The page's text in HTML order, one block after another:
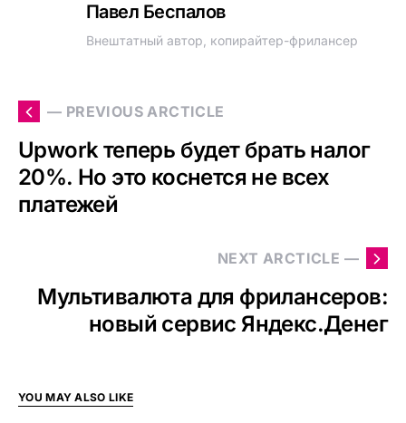
Павел Беспалов
Внештатный автор, копирайтер-фрилансер
— PREVIOUS ARCTICLE
Upwork теперь будет брать налог
20%. Но это коснется не всех
платежей
NEXT ARCTICLE —
Мультивалюта для фрилансеров:
новый сервис Яндекс.Денег
YOU MAY ALSO LIKE